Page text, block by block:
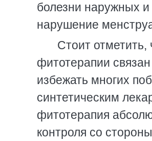
болезни наружных
нарушение
Стоит отметить,
фитотерапии
избежать многих
синтетическим
фитотерапия
контроля со